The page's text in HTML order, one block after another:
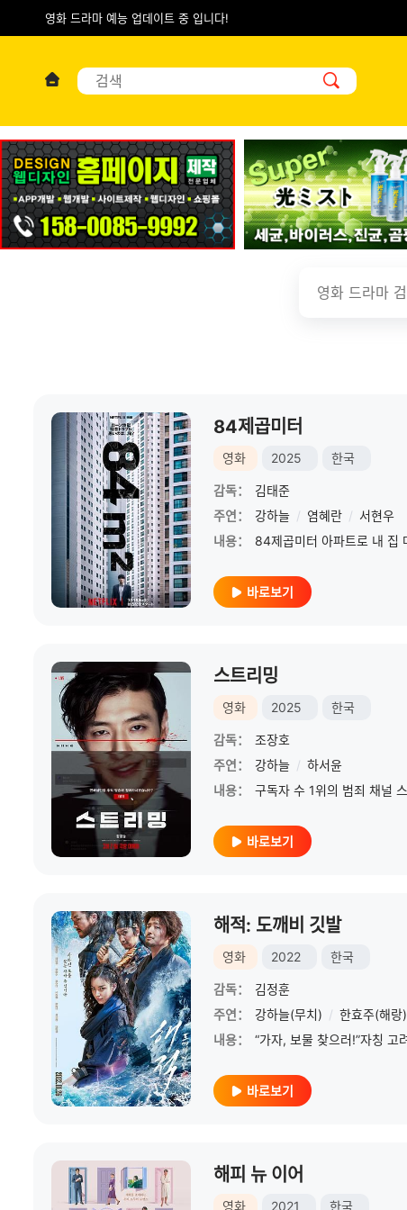
영화 드라마 예능 업데이트 중 입니다!
84제곱미터
영화 2025 한국
감독：
김태준
주연：
강하늘 / 염혜란 / 서현우
내용：
바로보기
스트리밍
영화 2025 한국
감독：
조장호
주연：
강하늘 / 하서윤
내용：
바로보기
해적: 도깨비 깃발
영화 2022 한국
감독：
김정훈
주연：
강하늘(무치) / 한효주(해랑)
내용：
바로보기
해피 뉴 이어
영화 2021 한국